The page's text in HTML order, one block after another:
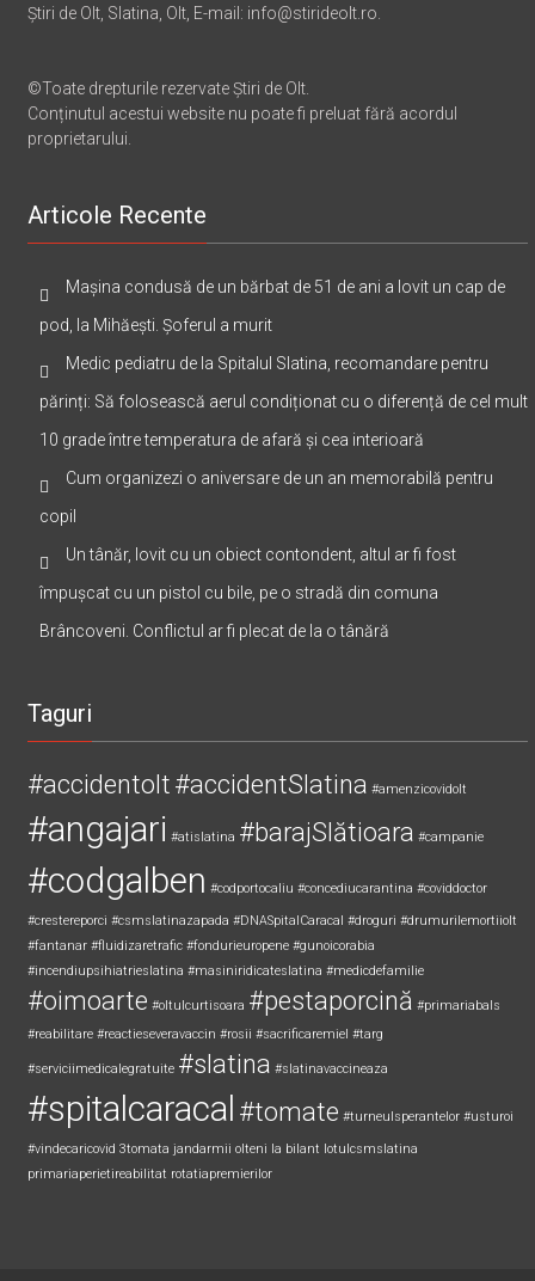
Știri de Olt, Slatina, Olt, E-mail: info@stirideolt.ro.
©Toate drepturile rezervate Știri de Olt.
Conținutul acestui website nu poate fi preluat fără acordul
proprietarului.
Articole Recente
Mașina condusă de un bărbat de 51 de ani a lovit un cap de
pod, la Mihăești. Șoferul a murit
Medic pediatru de la Spitalul Slatina, recomandare pentru
părinți: Să folosească aerul condiționat cu o diferență de cel mult
10 grade între temperatura de afară și cea interioară
Cum organizezi o aniversare de un an memorabilă pentru
copil
Un tânăr, lovit cu un obiect contondent, altul ar fi fost
împușcat cu un pistol cu bile, pe o stradă din comuna
Brâncoveni. Conflictul ar fi plecat de la o tânără
Taguri
#accidentolt #accidentSlatina #amenzicovidolt
#angajari #atislatina #barajSlătioara #campanie
#codgalben #codportocaliu #concediucarantina #coviddoctor
#crestereporci #csmslatinazapada #DNASpitalCaracal #droguri #drumurilemortiiolt
#fantanar #fluidizaretrafic #fondurieuropene #gunoicorabia
#incendiupsihiatrieslatina #masiniridicateslatina #medicdefamilie
#oimoarte #oltulcurtisoara #pestaporcină #primariabals
#reabilitare #reactieseveravaccin #rosii #sacrificaremiel #targ
#serviciimedicalegratuite #slatina #slatinavaccineaza
#spitalcaracal #tomate #turneulsperantelor #usturoi
#vindecaricovid 3tomata jandarmii olteni la bilant lotulcsmslatina
primariaperietireabilitat rotatiapremierilor